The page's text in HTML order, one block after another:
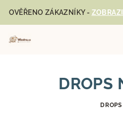
obsah
OVĚŘENO ZÁKAZNÍKY -
DROPS
DROPS